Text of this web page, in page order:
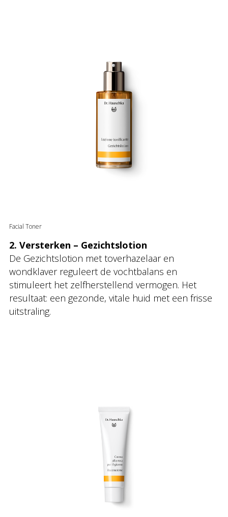
Facial Toner
2. Versterken – Gezichtslotion
De Gezichtslotion met toverhazelaar en
wondklaver reguleert de vochtbalans en
stimuleert het zelfherstellend vermogen. Het
resultaat: een gezonde, vitale huid met een frisse
uitstraling.